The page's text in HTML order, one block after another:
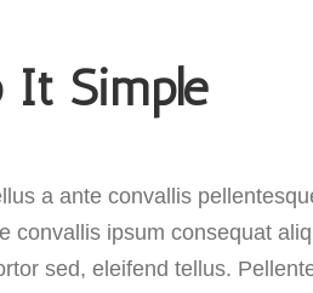
It Simple
a ante convallis
convallis ipsum consequat
sed, eleifend tellus.